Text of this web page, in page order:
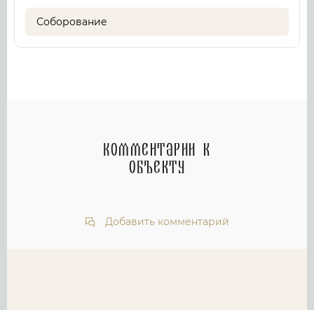
Соборование
Комментарии к
объекту
Добавить комментарий